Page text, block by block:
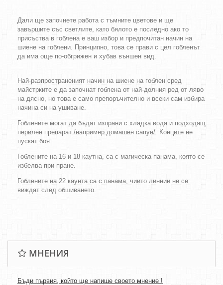
Дали ще започнете работа с тъмните цветове и ще
завършите със светлите, като бялото е последно ако то
присъства в гоблена е ваш избор и предпочитан начин на
шиене на гоблени. Принципно, това се прави с цел гобленът
да има още по-обгрижен и хубав външен вид.
Най-разпространеният начин на шиене на гоблен сред
майстрките е да започнат гоблена от най-долния ред от ляво
на дясно, но това е само препоръчително и всеки сам избира
начина си на ушиване.
Гоблените могат да бъдат изпрани с хладка вода и подходящ
перилен препарат /например домашен сапун/. Конците не
пускат боя.
Гоблените на 16 и 18 каутна, са с магическа панама, която се
избелва при пране.
Гоблените на 22 каунта са с панама, чиито линнии не се
виждат след обшиването.
МНЕНИЯ
Бъди първия, който ще напише своето мнение !